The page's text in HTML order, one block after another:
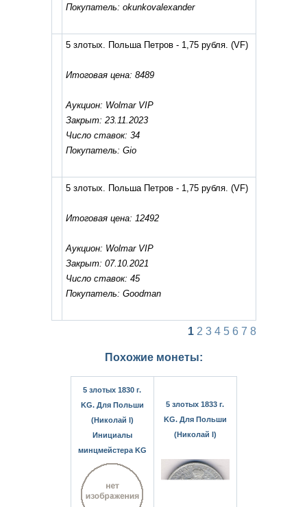
Покупатель: okunkovalexander
5 злотых. Польша Петров - 1,75 рубля. (VF)
Итоговая цена: 8489
Аукцион: Wolmar VIP
Закрыт: 23.11.2023
Число ставок: 34
Покупатель: Gio
5 злотых. Польша Петров - 1,75 рубля. (VF)
Итоговая цена: 12492
Аукцион: Wolmar VIP
Закрыт: 07.10.2021
Число ставок: 45
Покупатель: Goodman
1 2 3 4 5 6 7 8
Похожие монеты:
5 злотых 1830 г.
KG. Для Польши
(Николай I)
Инициалы
минцмейстера KG
5 злотых 1833 г.
KG. Для Польши
(Николай I)